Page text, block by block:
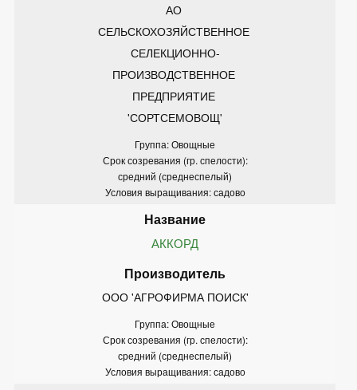
АО
СЕЛЬСКОХОЗЯЙСТВЕННОЕ
СЕЛЕКЦИОННО-
ПРОИЗВОДСТВЕННОЕ
ПРЕДПРИЯТИЕ
'СОРТСЕМОВОЩ'
Группа: Овощные
Срок созревания (гр. спелости):
средний (среднеспелый)
Условия выращивания: садово
АККОРД
ООО 'АГРОФИРМА ПОИСК'
Группа: Овощные
Срок созревания (гр. спелости):
средний (среднеспелый)
Условия выращивания: садово